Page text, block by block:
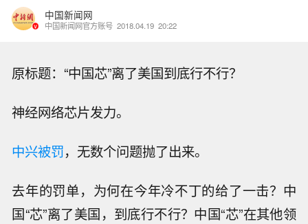
中国新闻网
中国新闻网官方账号 2018.04.19 20:22
原标题：“中国芯”离了美国到底行不行？
神经网络芯片发力。
中兴被罚，无数个问题抛了出来。
去年的罚单，为何在今年冷不丁的给了一击？中
国“芯”离了美国，到底行不行？中国“芯”在其他领